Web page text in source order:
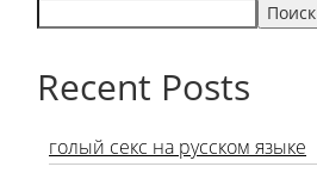
Поиск
Recent Posts
голый секс на русском языке